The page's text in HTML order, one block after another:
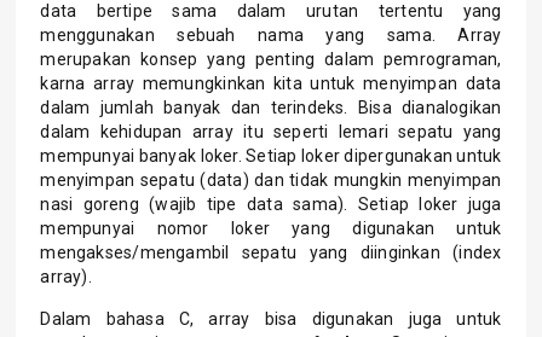
data bertipe sama dalam urutan tertentu yang
menggunakan sebuah nama yang sama. Array
merupakan konsep yang penting dalam pemrograman,
karna array memungkinkan kita untuk menyimpan data
dalam jumlah banyak dan terindeks. Bisa dianalogikan
dalam kehidupan array itu seperti lemari sepatu yang
mempunyai banyak loker. Setiap loker dipergunakan untuk
menyimpan sepatu (data) dan tidak mungkin menyimpan
nasi goreng (wajib tipe data sama). Setiap loker juga
mempunyai nomor loker yang digunakan untuk
mengakses/mengambil sepatu yang diinginkan (index
array).
Dalam bahasa C, array bisa digunakan juga untuk